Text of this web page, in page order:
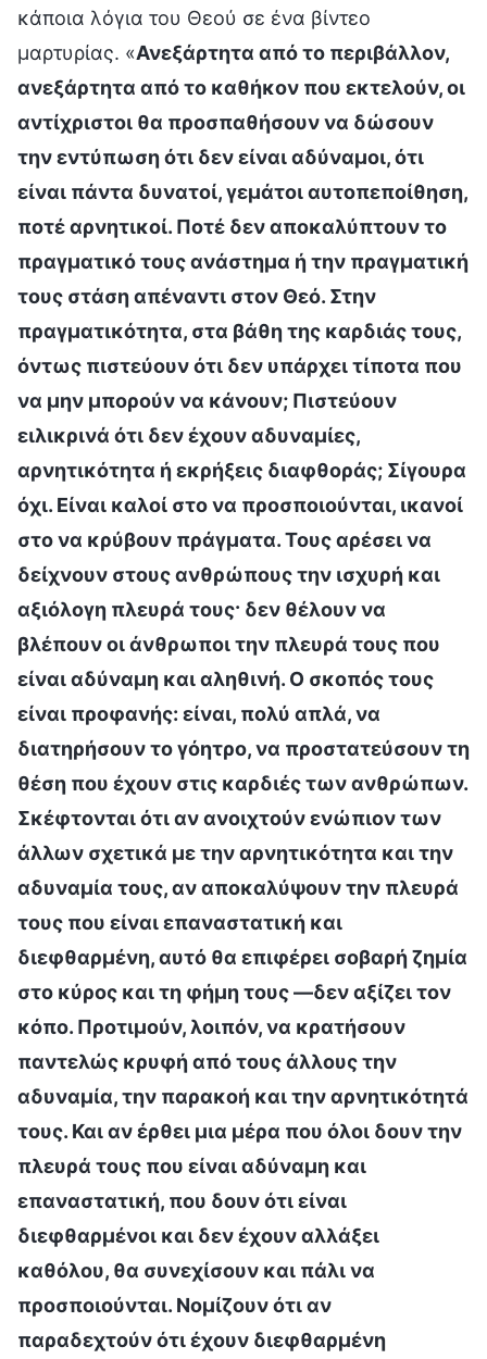
κάποια λόγια του Θεού σε ένα βίντεο
μαρτυρίας. «Ανεξάρτητα από το περιβάλλον,
ανεξάρτητα από το καθήκον που εκτελούν, οι
αντίχριστοι θα προσπαθήσουν να δώσουν
την εντύπωση ότι δεν είναι αδύναμοι, ότι
είναι πάντα δυνατοί, γεμάτοι αυτοπεποίθηση,
ποτέ αρνητικοί. Ποτέ δεν αποκαλύπτουν το
πραγματικό τους ανάστημα ή την πραγματική
τους στάση απέναντι στον Θεό. Στην
πραγματικότητα, στα βάθη της καρδιάς τους,
όντως πιστεύουν ότι δεν υπάρχει τίποτα που
να μην μπορούν να κάνουν; Πιστεύουν
ειλικρινά ότι δεν έχουν αδυναμίες,
αρνητικότητα ή εκρήξεις διαφθοράς; Σίγουρα
όχι. Είναι καλοί στο να προσποιούνται, ικανοί
στο να κρύβουν πράγματα. Τους αρέσει να
δείχνουν στους ανθρώπους την ισχυρή και
αξιόλογη πλευρά τους· δεν θέλουν να
βλέπουν οι άνθρωποι την πλευρά τους που
είναι αδύναμη και αληθινή. Ο σκοπός τους
είναι προφανής: είναι, πολύ απλά, να
διατηρήσουν το γόητρο, να προστατεύσουν τη
θέση που έχουν στις καρδιές των ανθρώπων.
Σκέφτονται ότι αν ανοιχτούν ενώπιον των
άλλων σχετικά με την αρνητικότητα και την
αδυναμία τους, αν αποκαλύψουν την πλευρά
τους που είναι επαναστατική και
διεφθαρμένη, αυτό θα επιφέρει σοβαρή ζημία
στο κύρος και τη φήμη τους —δεν αξίζει τον
κόπο. Προτιμούν, λοιπόν, να κρατήσουν
παντελώς κρυφή από τους άλλους την
αδυναμία, την παρακοή και την αρνητικότητά
τους. Και αν έρθει μια μέρα που όλοι δουν την
πλευρά τους που είναι αδύναμη και
επαναστατική, που δουν ότι είναι
διεφθαρμένοι και δεν έχουν αλλάξει
καθόλου, θα συνεχίσουν και πάλι να
προσποιούνται. Νομίζουν ότι αν
παραδεχτούν ότι έχουν διεφθαρμένη